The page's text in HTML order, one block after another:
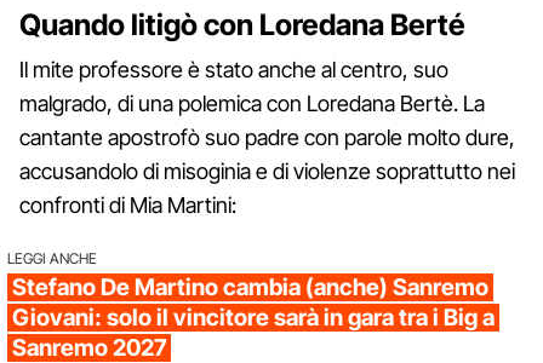
Quando litigò con Loredana Berté
Il mite professore è stato anche al centro, suo
malgrado, di una polemica con Loredana Bertè. La
cantante apostrofò suo padre con parole molto dure,
accusandolo di misoginia e di violenze soprattutto nei
confronti di Mia Martini:
LEGGI ANCHE
Stefano De Martino cambia (anche) Sanremo
Giovani: solo il vincitore sarà in gara tra i Big a
Sanremo 2027